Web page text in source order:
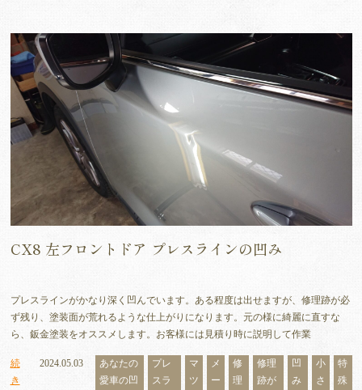
CX8 左フロントドア プレスラインの凹み
プレスラインがかなり深く凹んでいます。ある程度は出せますが、修理跡が必
ず残り、塗装面が荒れるような仕上がりになります。元の様に綺麗に直すな
ら、鈑金塗装をオススメします。お客様には見積り時に説明して作業
続
き
2024.05.03
あなたの
愛車の凹
プレ
スラ
マ
ツ
メ
ー
修
理
修理
跡が
凹
み
小
さ
特
殊